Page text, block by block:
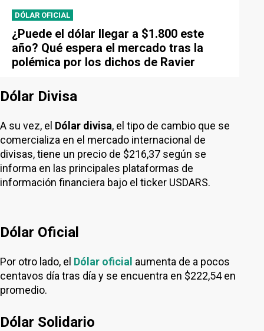
DÓLAR OFICIAL
¿Puede el dólar llegar a $1.800 este
año? Qué espera el mercado tras la
polémica por los dichos de Ravier
Dólar Divisa
A su vez, el Dólar divisa, el tipo de cambio que se
comercializa en el mercado internacional de
divisas, tiene un precio de $216,37 según se
informa en las principales plataformas de
información financiera bajo el ticker USDARS.
Dólar Oficial
Por otro lado, el Dólar oficial aumenta de a pocos
centavos día tras día y se encuentra en $222,54 en
promedio.
Dólar Solidario